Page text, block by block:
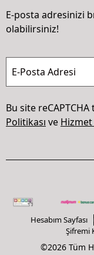
E-posta adresinizi
olabilirsiniz!
E-Posta Adresi
Bu site
Politikası ve Hizmet
Hesabım Sayfası
Şifremi
©2026 Tüm